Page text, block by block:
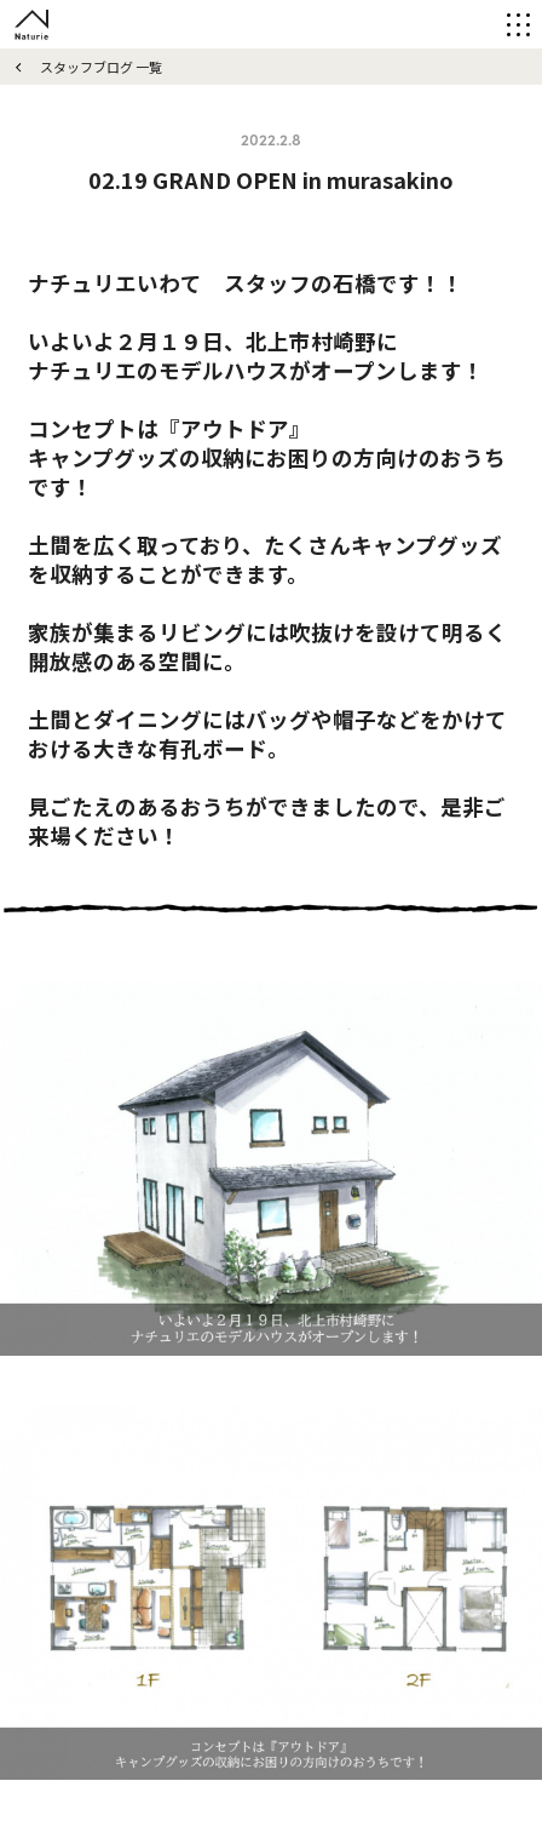
スタッフブログ 一覧
2022.2.8
02.19 GRAND OPEN in murasakino
ナチュリエいわて スタッフの石橋です！！
いよいよ２月１９日、北上市村崎野に
ナチュリエのモデルハウスがオープンします！
コンセプトは『アウトドア』
キャンプグッズの収納にお困りの方向けのおうち
です！
土間を広く取っており、たくさんキャンプグッズ
を収納することができます。
家族が集まるリビングには吹抜けを設けて明るく
開放感のある空間に。
土間とダイニングにはバッグや帽子などをかけて
おける大きな有孔ボード。
見ごたえのあるおうちができましたので、是非ご
来場ください！